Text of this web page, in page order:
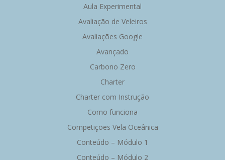
Aula Experimental
Avaliação de Veleiros
Avaliações Google
Avançado
Carbono Zero
Charter
Charter com Instrução
Como funciona
Competições Vela Oceânica
Conteúdo – Módulo 1
Conteúdo – Módulo 2